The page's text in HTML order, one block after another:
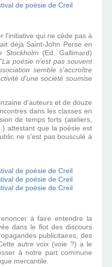
l'initiative qui ne cède pas à
déjà Saint-John Perse en
Stockholm (Ed. Gallimard)
La poésie n'est pas souvent
semble s'accroître
d'une société soumise
d'auteurs et de douze
dans les classes en
de temps forts (ateliers,
attestant que la poésie est
ne s'est pas bousculé à
à faire entendre la
dans le flot des discours
publicitaires, des
autre voix (voie ?) a le
à notre part commune
mercantile.